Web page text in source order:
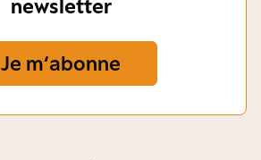
newsletter
Je m‘abonne